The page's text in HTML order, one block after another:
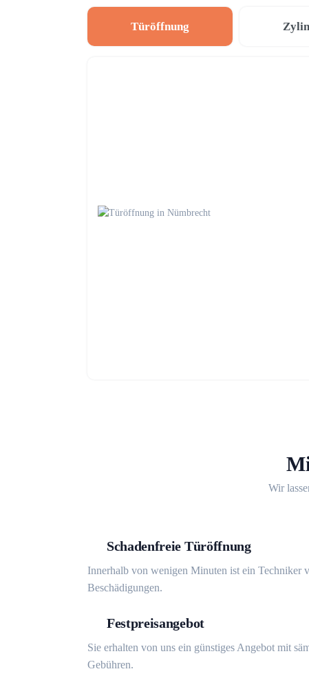
Türöffnung
Wir
Schadenfreie Türöffnung
Innerhalb von wenigen Minuten ist ein Techniker
Beschädigungen.
Festpreisangebot
Sie erhalten von uns ein günstiges Angebot mit
Gebühren.